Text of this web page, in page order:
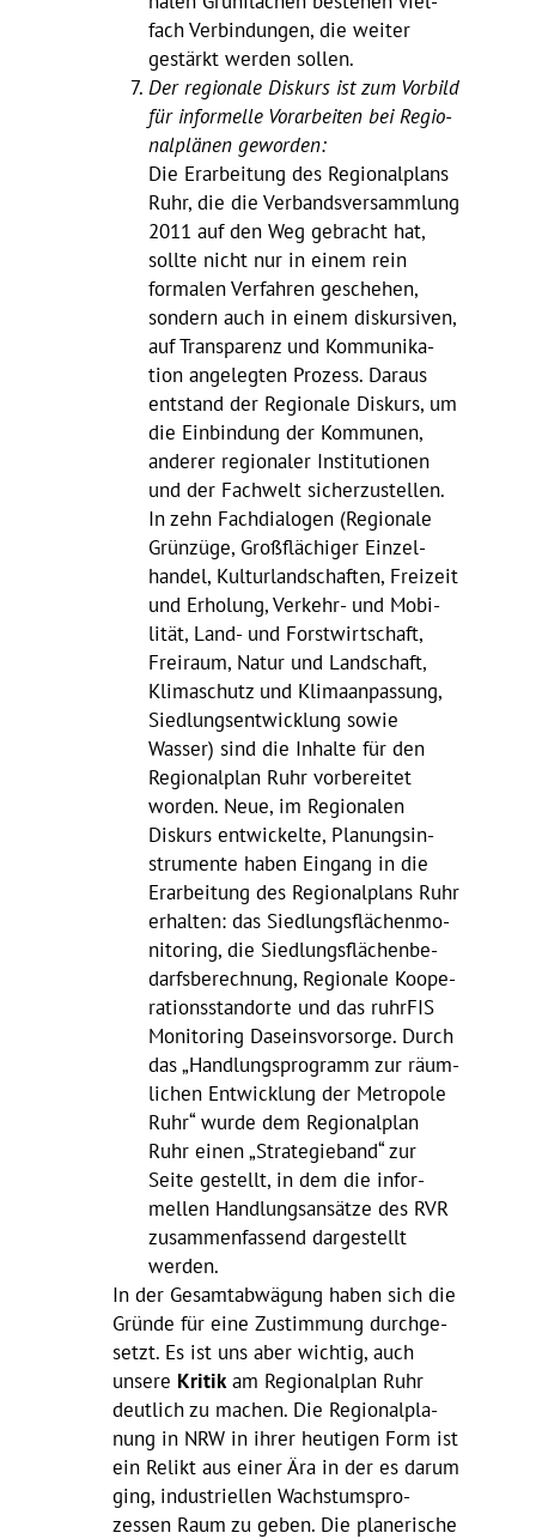
fach Verbin­dungen, die weiter
gestärkt werden sollen.
Der regio­nale Diskurs ist zum Vorbild
für infor­melle Vorar­beiten bei Regio­
nal­plänen geworden:
Die Erar­bei­tung des Regio­nal­plans
Ruhr, die die Verbands­ver­samm­lung
2011 auf den Weg gebracht hat,
sollte nicht nur in einem rein
formalen Verfahren geschehen,
sondern auch in einem diskur­siven,
auf Trans­pa­renz und Kommu­ni­ka­
tion ange­legten Prozess. Daraus
entstand der Regio­nale Diskurs, um
die Einbin­dung der Kommunen,
anderer regio­naler Insti­tu­tionen
und der Fach­welt sicher­zu­stellen.
In zehn Fach­dia­logen (Regio­nale
Grün­züge, Groß­flä­chiger Einzel­
handel, Kultur­land­schaften, Frei­zeit
und Erho­lung, Verkehr- und Mobi­
lität, Land- und Forst­wirt­schaft,
Frei­raum, Natur und Land­schaft,
Klima­schutz und Klima­an­pas­sung,
Sied­lungs­ent­wick­lung sowie
Wasser) sind die Inhalte für den
Regio­nal­plan Ruhr vorbe­reitet
worden. Neue, im Regio­nalen
Diskurs entwi­ckelte, Planungs­in­
stru­mente haben Eingang in die
Erar­bei­tung des Regio­nal­plans Ruhr
erhalten: das Sied­lungs­flä­chen­mo­
ni­to­ring, die Sied­lungs­flä­chen­be­
darfs­be­rech­nung, Regio­nale Koope­
ra­ti­ons­stand­orte und das ruhrFIS
Moni­to­ring Daseins­vor­sorge. Durch
das „Hand­lungs­pro­gramm zur räum­
li­chen Entwick­lung der Metro­pole
Ruhr“ wurde dem Regio­nal­plan
Ruhr einen „Stra­te­gie­band“ zur
Seite gestellt, in dem die infor­
mellen Hand­lungs­an­sätze des RVR
zusam­men­fas­send darge­stellt
werden.
In der Gesamt­ab­wä­gung haben sich die
Gründe für eine Zustim­mung durch­ge­
setzt. Es ist uns aber wichtig, auch
unsere Kritikam Regio­nal­plan Ruhr
deut­lich zu machen. Die Regio­nal­pla­
nung in NRW in ihrer heutigen Form ist
ein Relikt aus einer Ära in der es darum
ging, indus­tri­ellen Wachs­tums­pro­
zessen Raum zu geben. Die plane­ri­sche